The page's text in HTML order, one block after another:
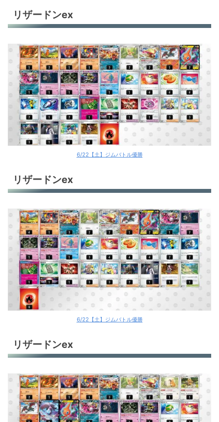
リザードンex
6/22【土】ジムバトル優勝
リザードンex
6/22【土】ジムバトル優勝
リザードンex